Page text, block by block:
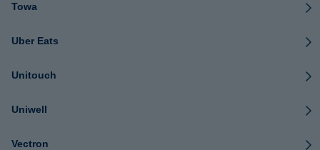
Towa
Uber Eats
Unitouch
Uniwell
Vectron